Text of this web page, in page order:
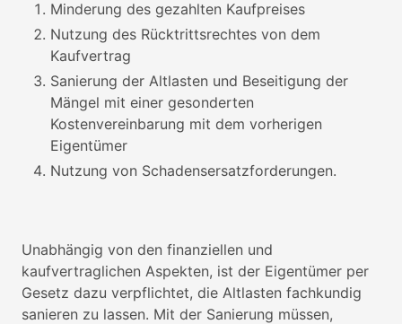
Minderung des gezahlten Kaufpreises
Nutzung des Rücktrittsrechtes von dem
Kaufvertrag
Sanierung der Altlasten und Beseitigung der
Mängel mit einer gesonderten
Kostenvereinbarung mit dem vorherigen
Eigentümer
Nutzung von Schadensersatzforderungen.
Unabhängig von den finanziellen und
kaufvertraglichen Aspekten, ist der Eigentümer per
Gesetz dazu verpflichtet, die Altlasten fachkundig
sanieren zu lassen. Mit der Sanierung müssen,